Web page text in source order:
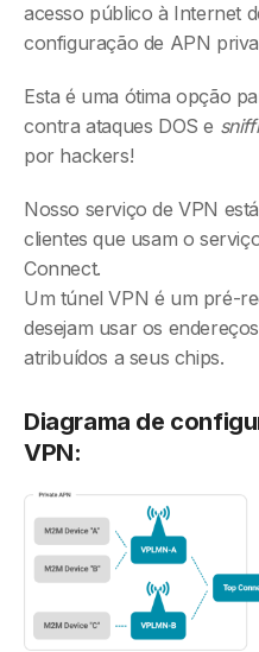
acesso público à Internet
configuração de APN
Esta é uma ótima opção
contra ataques DOS e
por hackers!
Nosso serviço de VPN
clientes que usam o
Connect.
Um túnel VPN é um pré-
desejam usar os
atribuídos a seus chips.
Diagrama de
VPN: